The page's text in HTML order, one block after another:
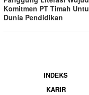
Komitmen PT Timah
Dunia Pendidikan
INDEKS
KARIR